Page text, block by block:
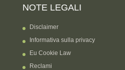
NOTE LEGALI
Disclaimer
Informativa sulla privacy
Eu Cookie Law
Reclami